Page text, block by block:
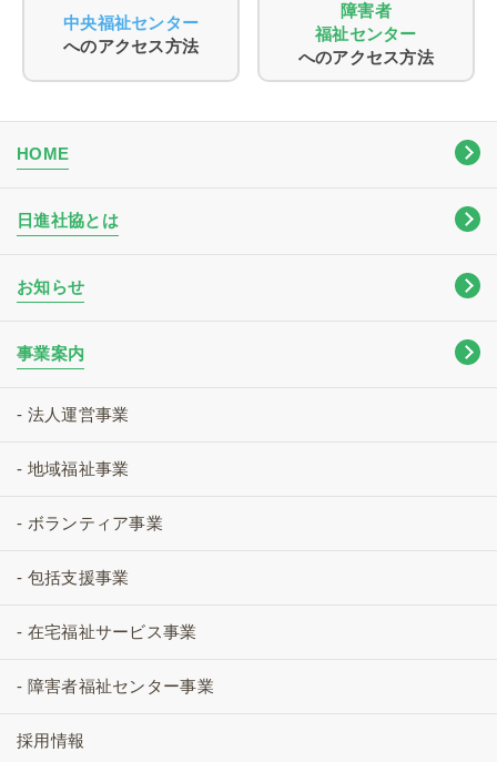
中央福祉センター
へのアクセス方法
障害者
福祉センター
へのアクセス方法
HOME
日進社協とは
お知らせ
事業案内
- 法人運営事業
- 地域福祉事業
- ボランティア事業
- 包括支援事業
- 在宅福祉サービス事業
- 障害者福祉センター事業
採用情報